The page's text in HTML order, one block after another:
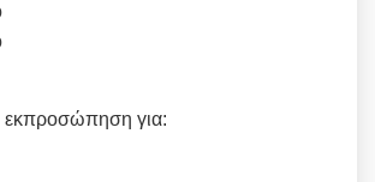
εκπροσώπηση για: